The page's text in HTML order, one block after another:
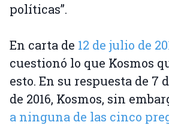
políticas”.
En carta de 12 de julio de
cuestionó lo que Kosmos
esto. En su respuesta de 7
de 2016, Kosmos, sin
a ninguna de las cinco